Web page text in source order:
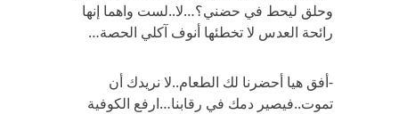
وحلق ليحط في حضني؟…لا..لست واهما إنها
رائحة العدس لا تخطئها أنوف آكلي الحصة…
-أفق هيا أحضرنا لك الطعام..لا نريدك أن
تموت..فيصير دمك في رقابنا…ارفع الكوفية